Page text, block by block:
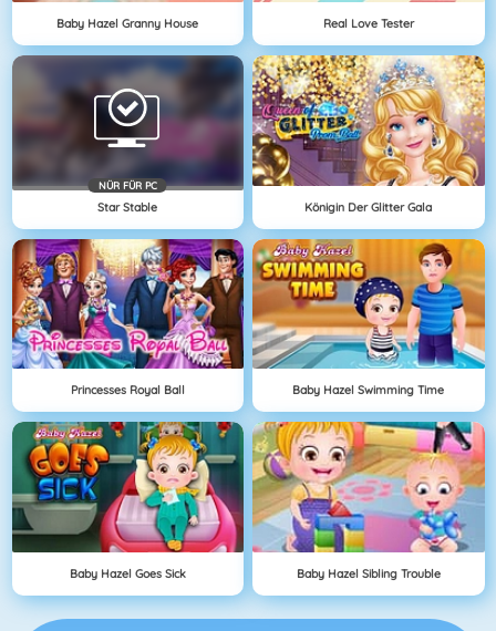
Baby Hazel Granny House Real Love Tester
NÜR FÜR PC
Star Stable Königin Der Glitter Gala
Princesses Royal Ball Baby Hazel Swimming Time
Baby Hazel Goes Sick Baby Hazel Sibling Trouble